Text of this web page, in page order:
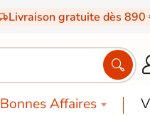
Livraison gratuite dès 890

Bonnes Affaires